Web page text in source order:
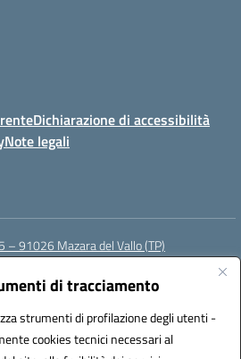
di tracciamento
strumenti di profilazione degli utenti -
cookies tecnici necessari al
Dichiarazione di accessibilità
Note legali
– 91026 Mazara del Vallo (TP)
tpic843007@pec.istruzione.it
(IPA): icggp